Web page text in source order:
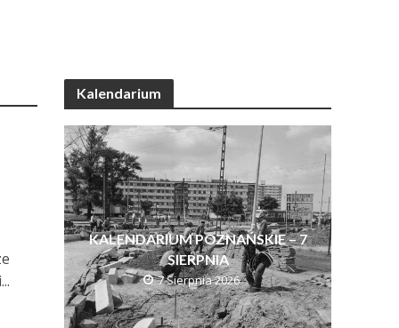
Kalendarium
KALENDARIUM POZNAŃSKIE – 7
SIERPNIA
7 Sierpnia 2026